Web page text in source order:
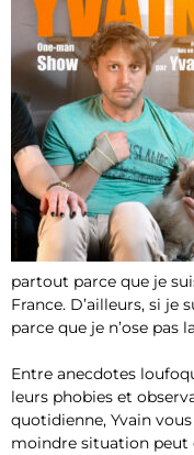
partout parce que je
France. D’ailleurs, si je
parce que je n’ose pas
Entre anecdotes
leurs phobies et
quotidienne, Yvain
moindre situation peut